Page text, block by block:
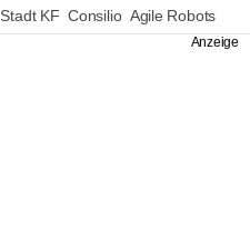
Stadt KF Consilio Agile Robots